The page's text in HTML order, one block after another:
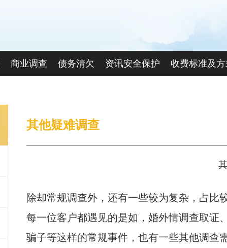
商业调查 债务清欠 资讯安全保护 收费标准及
其他疑难调查
除却常规调查外，还有一些较为复杂，占比
每一位客户都遇见的是如，婚外情调查取证
骗子等这样的常规事件，也有一些其他调查需